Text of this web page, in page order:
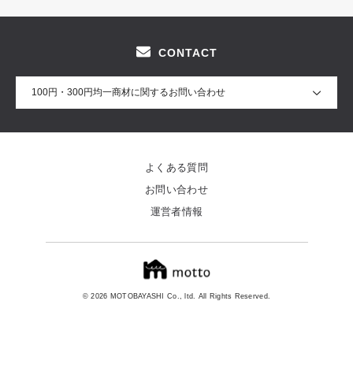
CONTACT
100円・300円均一商材に関するお問い合わせ
© 2026 MOTOBAYASHI Co., ltd. All Rights Reserved.
よくある質問
お問い合わせ
運営者情報